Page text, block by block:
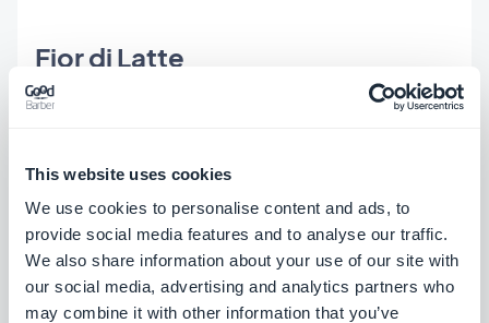
This website uses cookies
We use cookies to personalise content and ads, to
provide social media features and to analyse our traffic.
We also share information about your use of our site with
our social media, advertising and analytics partners who
may combine it with other information that you’ve
Fior di Latte